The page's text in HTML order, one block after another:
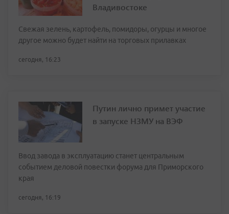
Владивостоке
Свежая зелень, картофель, помидоры, огурцы и многое
другое можно будет найти на торговых прилавках
сегодня, 16:23
Путин лично примет участие
в запуске НЗМУ на ВЭФ
Ввод завода в эксплуатацию станет центральным
событием деловой повестки форума для Приморского
края
сегодня, 16:19